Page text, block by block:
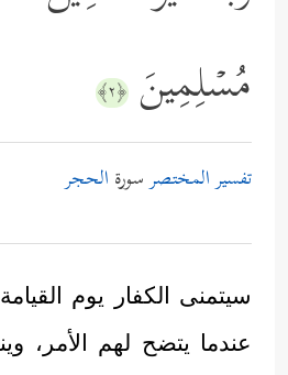
مُسۡلِمِینَ ﴿٢﴾
تفسير المختصرسورة الحجر
سيتمنى الكفار يوم
عندما يتضح لهم الأمر،